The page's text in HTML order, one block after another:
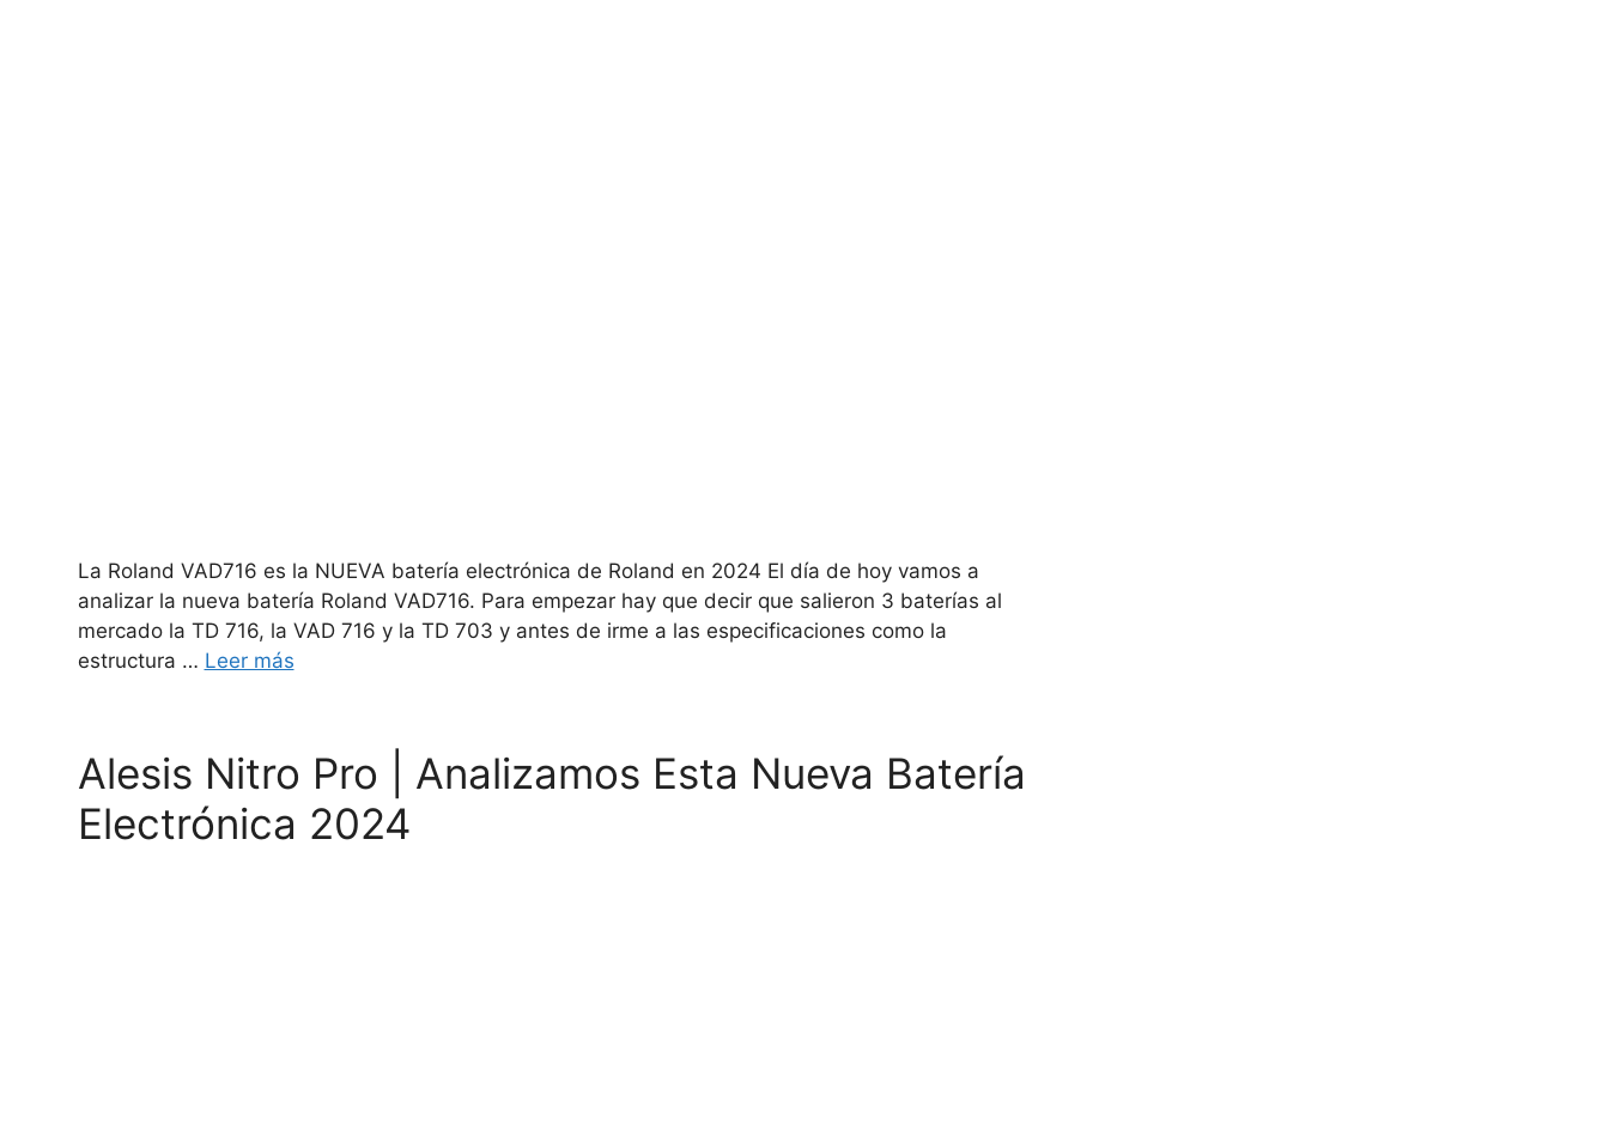
La Roland VAD716 es la NUEVA batería electrónica de Roland en 2024 El día de hoy vamos a
analizar la nueva batería Roland VAD716. Para empezar hay que decir que salieron 3 baterías al
mercado la TD 716, la VAD 716 y la TD 703 y antes de irme a las especificaciones como la
estructura … Leer más
Alesis Nitro Pro | Analizamos Esta Nueva Batería
Electrónica 2024